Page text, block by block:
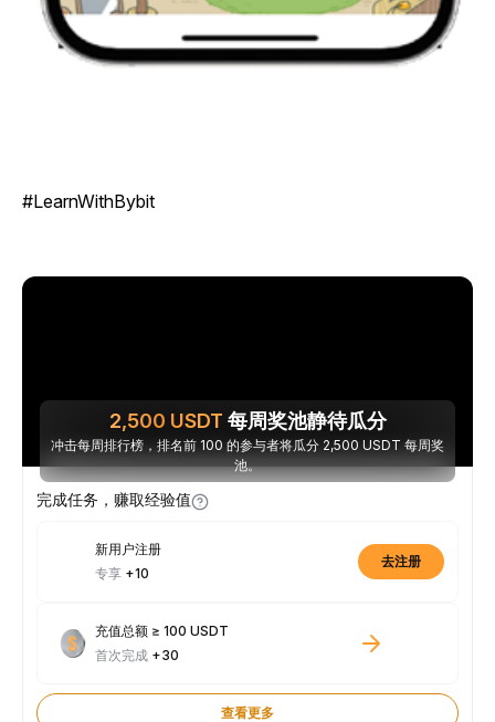
#LearnWithBybit
2,500 USDT 每周奖池静待瓜分
冲击每周排行榜，排名前 100 的参与者将瓜分 2,500 USDT 每周奖
池。
完成任务，赚取经验值
新用户注册
专享 +10
去注册
充值总额 ≥ 100 USDT
首次完成 +30
查看更多